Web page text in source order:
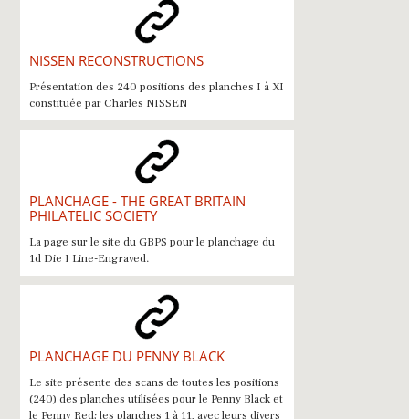
NISSEN RECONSTRUCTIONS
Présentation des 240 positions des planches I à XI
constituée par Charles NISSEN
PLANCHAGE - THE GREAT BRITAIN
PHILATELIC SOCIETY
La page sur le site du GBPS pour le planchage du
1d Die I Line-Engraved.
PLANCHAGE DU PENNY BLACK
Le site présente des scans de toutes les positions
(240) des planches utilisées pour le Penny Black et
le Penny Red; les planches 1 à 11, avec leurs divers